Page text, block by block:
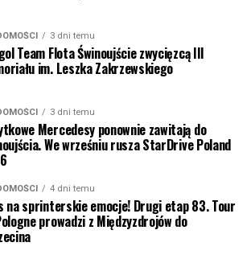
3 dni temu
Team Flota Świnoujście zwycięzcą III
im. Leszka Zakrzewskiego
3 dni temu
Mercedesy ponownie zawitają do
We wrześniu rusza StarDrive Poland
4 dni temu
na sprinterskie emocje! Drugi etap 83. Tour
prowadzi z Międzyzdrojów do